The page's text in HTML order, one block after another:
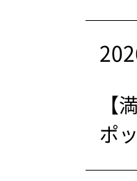
【
ポ